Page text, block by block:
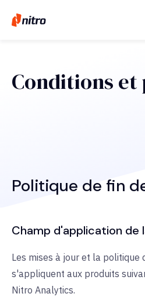
Conditions
Politique de fin
Champ d'application de
Les mises à jour et la
s'appliquent aux produits
Nitro Analytics.